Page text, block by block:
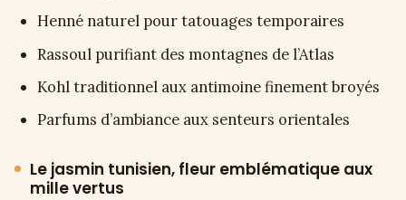
Henné naturel pour tatouages temporaires
Rassoul purifiant des montagnes de l’Atlas
Kohl traditionnel aux antimoine finement broyés
Parfums d’ambiance aux senteurs orientales
Le jasmin tunisien, fleur emblématique aux
mille vertus